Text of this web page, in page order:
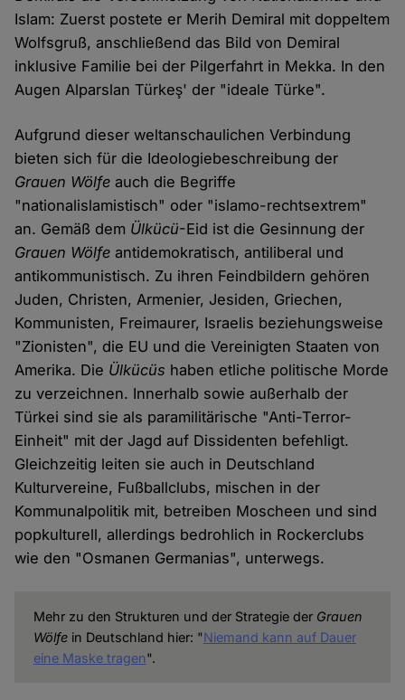
Islam: Zuerst postete er Merih Demiral mit doppeltem
Wolfsgruß, anschließend das Bild von Demiral
inklusive Familie bei der Pilgerfahrt in Mekka. In den
Augen Alparslan Türkeş' der "ideale Türke".
Aufgrund dieser weltanschaulichen Verbindung
bieten sich für die Ideologiebeschreibung der
Grauen Wölfeauch die Begriffe
"nationalislamistisch" oder "islamo-rechtsextrem"
an. Gemäß dem Ülkücü-Eid ist die Gesinnung der
Grauen Wölfe antidemokratisch, antiliberal und
antikommunistisch. Zu ihren Feindbildern gehören
Juden, Christen, Armenier, Jesiden, Griechen,
Kommunisten, Freimaurer, Israelis beziehungsweise
"Zionisten", die EU und die Vereinigten Staaten von
Amerika. Die Ülkücüs haben etliche politische Morde
zu verzeichnen. Innerhalb sowie außerhalb der
Türkei sind sie als paramilitärische "Anti-Terror-
Einheit" mit der Jagd auf Dissidenten befehligt.
Gleichzeitig leiten sie auch in Deutschland
Kulturvereine, Fußballclubs, mischen in der
Kommunalpolitik mit, betreiben Moscheen und sind
popkulturell, allerdings bedrohlich in Rockerclubs
wie den "Osmanen Germanias", unterwegs.
Mehr zu den Strukturen und der Strategie der Grauen
Wölfein Deutschland hier: "Niemand kann auf Dauer
eine Maske tragen".